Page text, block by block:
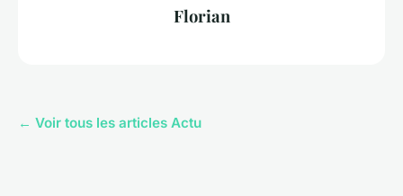
Florian
← Voir tous les articles Actu